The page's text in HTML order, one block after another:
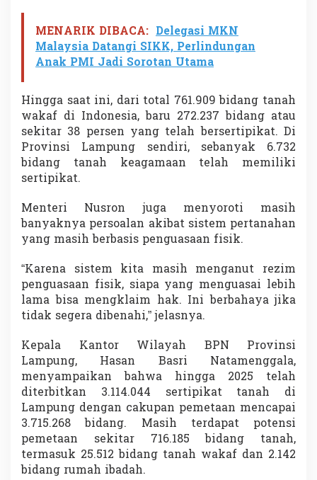
MENARIK DIBACA: Delegasi MKN
Malaysia Datangi SIKK, Perlindungan
Anak PMI Jadi Sorotan Utama
Hingga saat ini, dari total 761.909 bidang tanah
wakaf di Indonesia, baru 272.237 bidang atau
sekitar 38 persen yang telah bersertipikat. Di
Provinsi Lampung sendiri, sebanyak 6.732
bidang tanah keagamaan telah memiliki
sertipikat.
Menteri Nusron juga menyoroti masih
banyaknya persoalan akibat sistem pertanahan
yang masih berbasis penguasaan fisik.
“Karena sistem kita masih menganut rezim
penguasaan fisik, siapa yang menguasai lebih
lama bisa mengklaim hak. Ini berbahaya jika
tidak segera dibenahi,” jelasnya.
Kepala Kantor Wilayah BPN Provinsi
Lampung, Hasan Basri Natamenggala,
menyampaikan bahwa hingga 2025 telah
diterbitkan 3.114.044 sertipikat tanah di
Lampung dengan cakupan pemetaan mencapai
3.715.268 bidang. Masih terdapat potensi
pemetaan sekitar 716.185 bidang tanah,
termasuk 25.512 bidang tanah wakaf dan 2.142
bidang rumah ibadah.